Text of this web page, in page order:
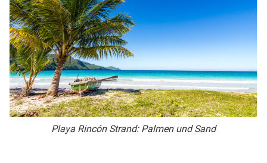
Playa Rincón Strand: Palmen und Sand